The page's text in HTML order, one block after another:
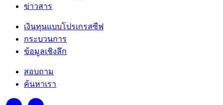
ข่าวสาร
เงินทุนแบบโปรเกรสซีฟ
กระบวนการ
ข้อมูลเชิงลึก
สอบถาม
ค้นหาเรา